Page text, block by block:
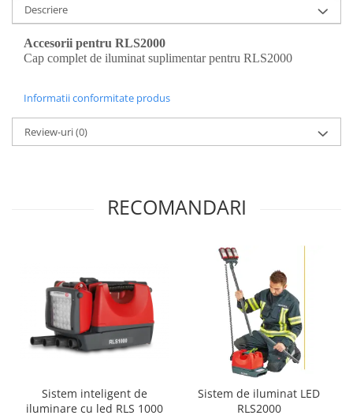
Descriere
Accesorii pentru RLS2000
Cap complet de iluminat suplimentar pentru RLS2000
Informatii conformitate produs
Review-uri(0)
RECOMANDARI
Sistem inteligent de
iluminare cu led RLS 1000
Sistem de iluminat LED
RLS2000